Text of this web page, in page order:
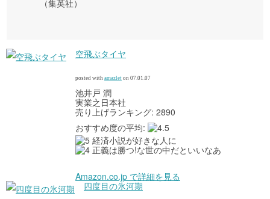
（集英社）
空飛ぶタイヤ
posted with amazlet on 07.01.07
池井戸 潤
実業之日本社
売り上げランキング: 2890
おすすめ度の平均:
経済小説が好きな人に
正義は勝つ!な世の中だといいなあ
Amazon.co.jp で詳細を見る
四度目の氷河期